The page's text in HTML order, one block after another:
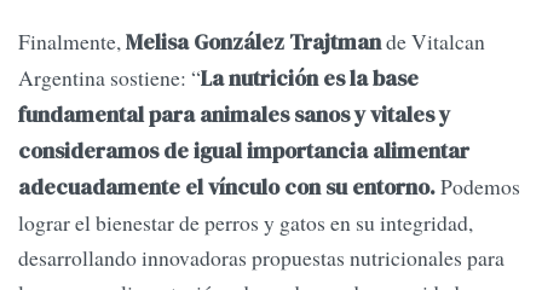
Finalmente,Melisa González Trajtmande Vitalcan
Argentina sostiene: “La nutrición es la base
fundamental para animales sanos y vitales y
consideramos de igual importancia alimentar
adecuadamente el vínculo con su entorno.Podemos
lograr el bienestar de perros y gatos en su integridad,
desarrollando innovadoras propuestas nutricionales para